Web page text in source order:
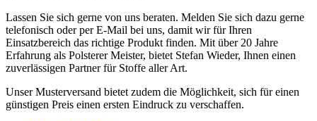
Lassen Sie sich gerne von uns beraten. Melden Sie sich dazu gerne
telefonisch oder per E-Mail bei uns, damit wir für Ihren
Einsatzbereich das richtige Produkt finden. Mit über 20 Jahre
Erfahrung als Polsterer Meister, bietet Stefan Wieder, Ihnen einen
zuverlässigen Partner für Stoffe aller Art.
Unser Musterversand bietet zudem die Möglichkeit, sich für einen
günstigen Preis einen ersten Eindruck zu verschaffen.